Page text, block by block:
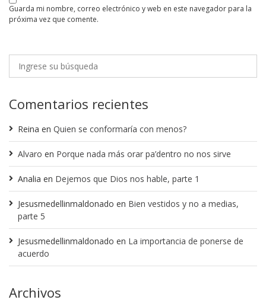
guarda mi nombre, correo electrónico y web en este navegador para la
próxima vez que comente.
Comentarios recientes
Reina en Quien se conformaría con menos?
Alvaro en Porque nada más orar pa’dentro no nos sirve
Analia en Dejemos que Dios nos hable, parte 1
Jesusmedellinmaldonado en Bien vestidos y no a medias,
parte 5
Jesusmedellinmaldonado en La importancia de ponerse de
acuerdo
Archivos